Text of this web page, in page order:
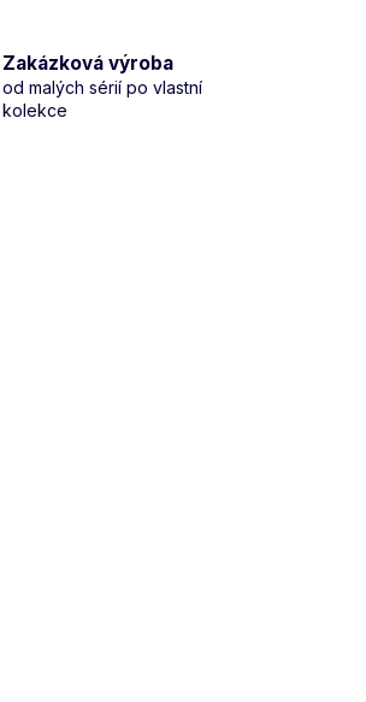
Zakázková výroba
od malých sérií po vlastní
kolekce